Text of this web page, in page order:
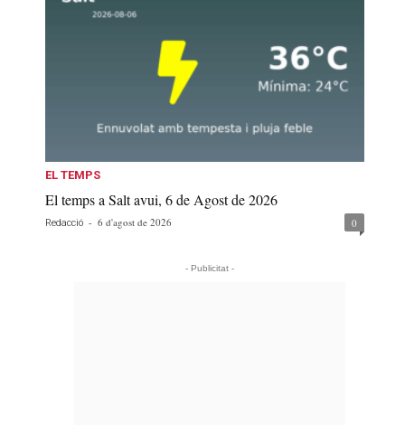
EL TEMPS
El temps a Salt avui, 6 de Agost de 2026
Redacció - 6 d'agost de 2026 0
- Publicitat -